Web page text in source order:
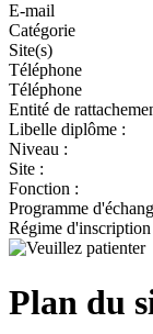
E-mail
Catégorie
Site(s)
Téléphone
Téléphone
Entité de
Libelle diplôme :
Niveau :
Site :
Fonction :
Programme
Régime d'inscription
Plan du